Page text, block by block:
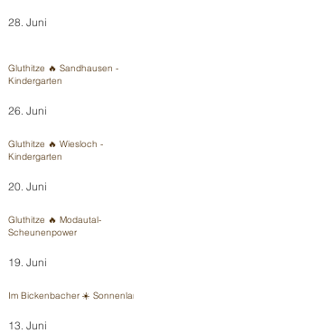
28. Juni
Gluthitze 🔥 Sandhausen -
Kindergarten
26. Juni
Gluthitze 🔥 Wiesloch -
Kindergarten
20. Juni
Gluthitze 🔥 Modautal-
Scheunenpower
19. Juni
Im Bickenbacher ☀️ Sonnenland
13. Juni